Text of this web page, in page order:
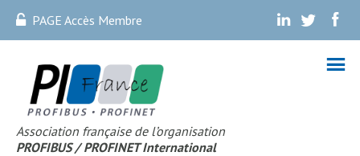
PAGE Accès Membre . . .
Association française de l’organisation
PROFIBUS / PROFINET International